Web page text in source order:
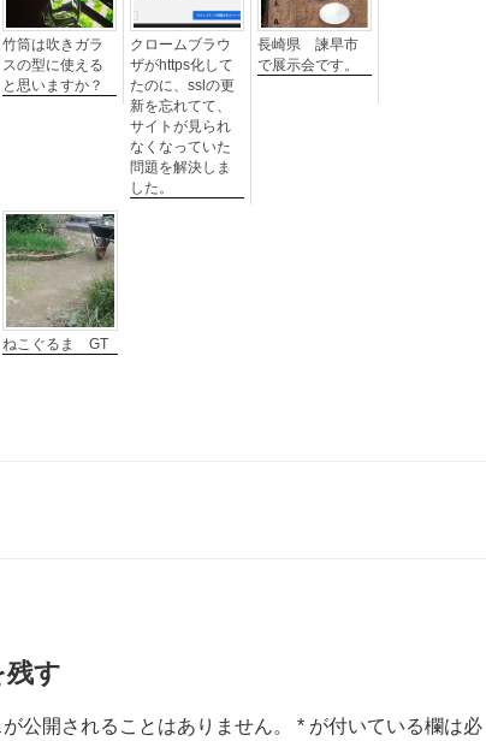
竹筒は吹きガラ
スの型に使える
と思いますか？
クロームブラウ
ザがhttps化して
たのに、sslの更
新を忘れてて、
サイトが見られ
なくなっていた
問題を解決しま
した。
長崎県 諫早市
で展示会です。
ねこぐるま GT
残す
公開されることはありません。 * が付いている欄は必